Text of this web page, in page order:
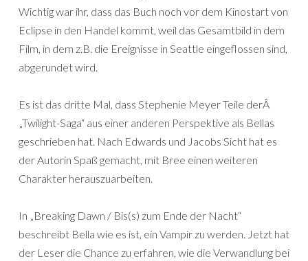
Wichtig war ihr, dass das Buch noch vor dem Kinostart von
Eclipse in den Handel kommt, weil das Gesamtbild in dem
Film, in dem z.B. die Ereignisse in Seattle eingeflossen sind,
abgerundet wird.
Es ist das dritte Mal, dass Stephenie Meyer Teile derÂ
„Twilight-Saga“ aus einer anderen Perspektive als Bellas
geschrieben hat. Nach Edwards und Jacobs Sicht hat es
der Autorin Spaß gemacht, mit Bree einen weiteren
Charakter herauszuarbeiten.
In „Breaking Dawn / Bis(s) zum Ende der Nacht“
beschreibt Bella wie es ist, ein Vampir zu werden. Jetzt hat
der Leser die Chance zu erfahren, wie die Verwandlung bei